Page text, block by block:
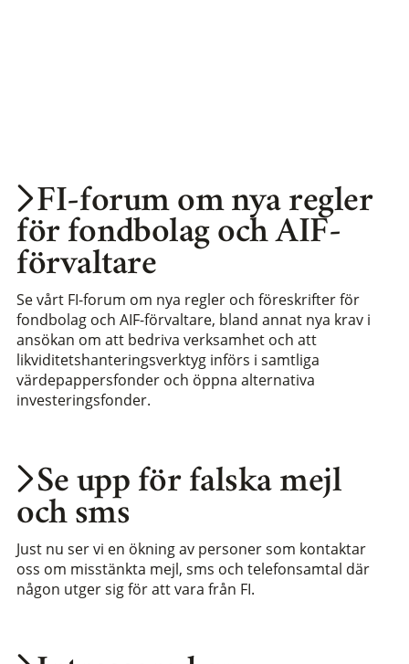
Se upp för falska mejl
och sms
Just nu ser vi en ökning av personer som kontaktar
oss om misstänkta mejl, sms och telefonsamtal där
någon utger sig för att vara från FI.
FI-forum om nya regler
för fondbolag och AIF-
förvaltare
Se vårt FI-forum om nya regler och föreskrifter för
fondbolag och AIF-förvaltare, bland annat nya krav i
ansökan om att bedriva verksamhet och att
likviditetshanteringsverktyg införs i samtliga
värdepappersfonder och öppna alternativa
investeringsfonder.